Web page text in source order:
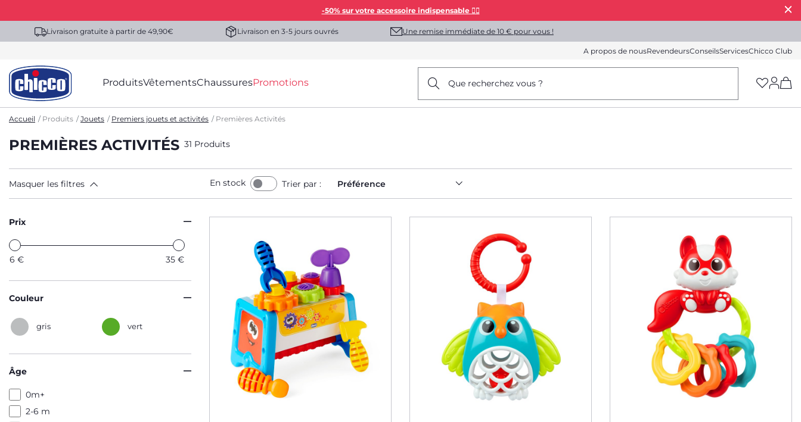
-50% sur votre accessoire indispensable 👯‍♀️
Livraison gratuite à partir de 49,90€ Livraison en 3-5 jours ouvrés Une remise immédiate de 10 € pour vous !
A propos de nousRevendeursConseilsServicesChicco Club
ProduitsVêtementsChaussuresPromotions Que recherchez vous ?
Accueil Produits Jouets Premiers jouets et activités Premières Activités
PREMIÈRES ACTIVITÉS 31 Produits
Masquer les filtres En stock Trier par : Préférence
Prix
6 € 35 €
Couleur
gris vert
Âge
0m+
2-6 m